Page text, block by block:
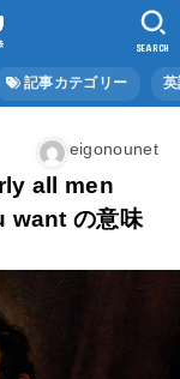
記事カテゴリー
SEARCH
eigonounet
all men
の意味